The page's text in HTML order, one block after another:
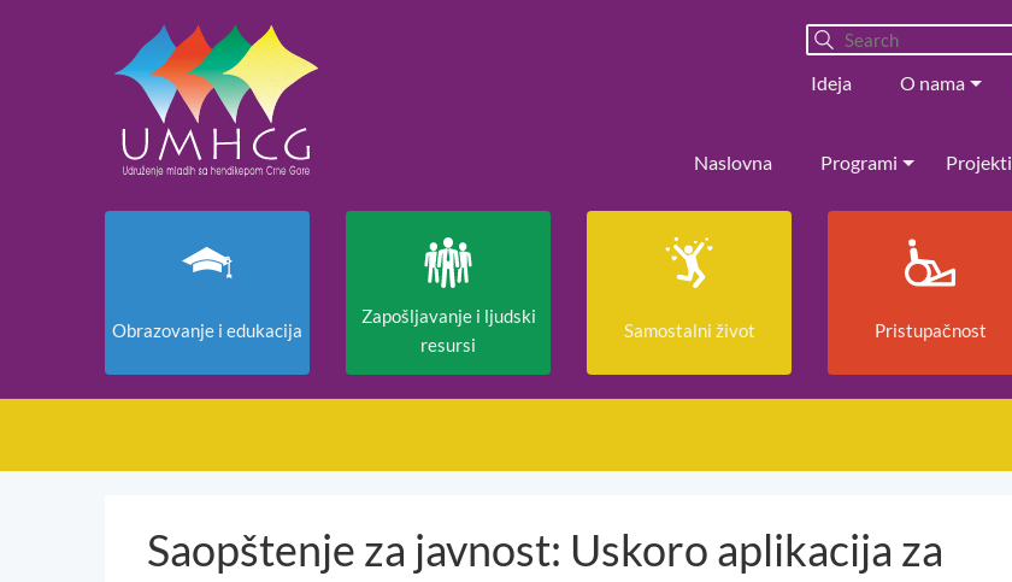
Ideja O nama
Naslovna Programi Projekti
Obrazovanje i edukacija
Zapošljavanje i ljudski
resursi
Samostalni život Pristupačnost
Saopštenje za javnost: Uskoro aplikacija za